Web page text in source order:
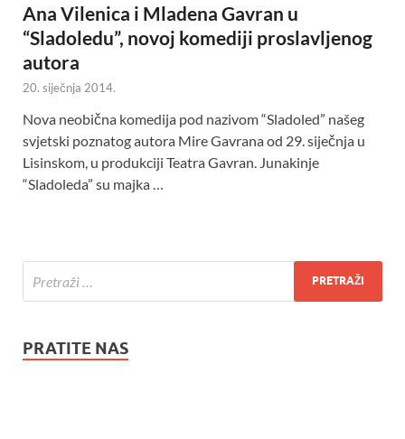
Ana Vilenica i Mladena Gavran u
“Sladoledu”, novoj komediji proslavljenog
autora
20. siječnja 2014.
Nova neobična komedija pod nazivom “Sladoled” našeg
svjetski poznatog autora Mire Gavrana od 29. siječnja u
Lisinskom, u produkciji Teatra Gavran. Junakinje
“Sladoleda” su majka …
PRATITE NAS